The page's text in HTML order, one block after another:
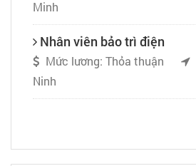
Minh
Nhân viên bảo trì điện
Mức lương: Thỏa thuận
Ninh